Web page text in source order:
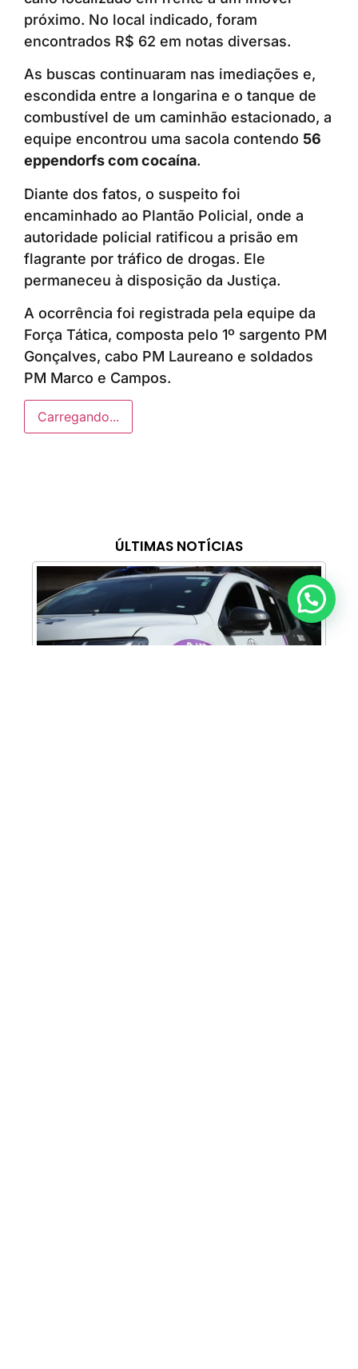
ÚLTIMAS NOTÍCIAS
próximo. No local indicado, foram
encontrados R$ 62 em notas diversas.
As buscas continuaram nas imediações e,
escondida entre a longarina e o tanque de
combustível de um caminhão estacionado, a
equipe encontrou uma sacola contendo 56
eppendorfs com cocaína.
Diante dos fatos, o suspeito foi
encaminhado ao Plantão Policial, onde a
autoridade policial ratificou a prisão em
flagrante por tráfico de drogas. Ele
permaneceu à disposição da Justiça.
A ocorrência foi registrada pela equipe da
Força Tática, composta pelo 1º sargento PM
Gonçalves, cabo PM Laureano e soldados
PM Marco e Campos.
Carregando...
Anunciar ou recomendar matéria